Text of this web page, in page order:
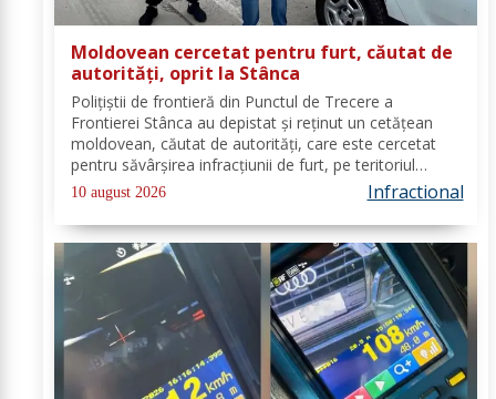
Moldovean cercetat pentru furt, căutat de
autorități, oprit la Stânca
Poliţiştii de frontieră din Punctul de Trecere a
Frontierei Stânca au depistat şi reţinut un cetățean
moldovean, căutat de autorităţi, care este cercetat
pentru săvârşirea infracţiunii de furt, pe teritoriul
Germaniei. În ziua de 08 august a.c, în jurul orei 14.00,
în Punctul de Trecere a...
10 august 2026 Infractional